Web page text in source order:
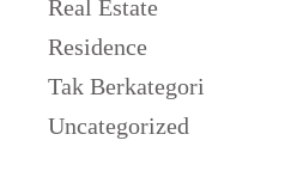
Real Estate
Residence
Tak Berkategori
Uncategorized